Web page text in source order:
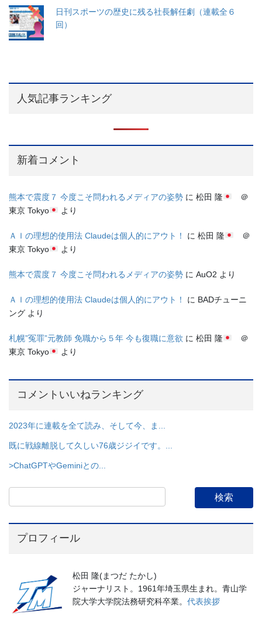
日刊スポーツの歴史に残る社長解任劇（連載全６
回）
人気記事ランキング
新着コメント
熊本で震度７ 今度こそ問われるメディアの姿勢 に 松田 隆
＠
東京 Tokyo
より
ＡＩの理想的使用法 Claudeは個人的にアウト！ に 松田 隆
＠
東京 Tokyo
より
熊本で震度７ 今度こそ問われるメディアの姿勢 に AuO2 より
ＡＩの理想的使用法 Claudeは個人的にアウト！ に BADチューニ
ング より
札幌”冤罪”元教師 免職から５年 今も復職に意欲 に 松田 隆
＠
東京 Tokyo
より
コメントいいねランキング
2023年に連載を全て読み、そして今、ま...
既に戦線離脱して久しい76歳ジジイです。...
>ChatGPTやGeminiとの...
プロフィール
松田 隆(まつだ たかし)
ジャーナリスト。1961年埼玉県生まれ。青山学
院大学大学院法務研究科卒業。 代表挨拶